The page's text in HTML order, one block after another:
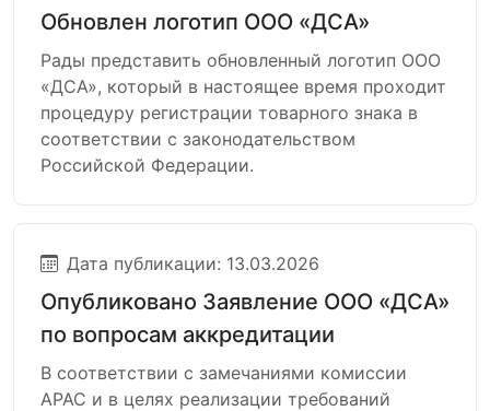
Обновлен логотип ООО «ДСА»
Рады представить обновленный логотип ООО
«ДСА», который в настоящее время проходит
процедуру регистрации товарного знака в
соответствии с законодательством
Российской Федерации.
Дата публикации: 13.03.2026
Опубликовано Заявление ООО «ДСА»
по вопросам аккредитации
В соответствии с замечаниями комиссии
АРАС и в целях реализации требований